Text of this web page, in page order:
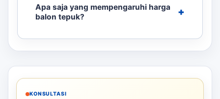
Apa saja yang mempengaruhi harga
balon tepuk?
KONSULTASI